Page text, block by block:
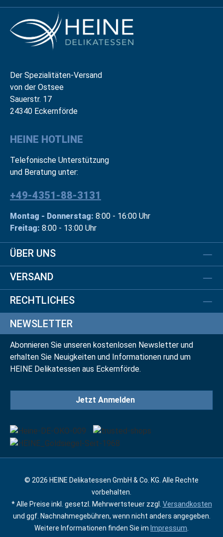
Der Spezialitäten-Versand
von der Ostsee
Sauerstr. 17
24340 Eckernförde
HEINE HOTLINE
Telefonische Unterstützung
und Beratung unter:
+49-4351-88-3131
Montag - Donnerstag: 8:00 - 16:00 Uhr
Freitag: 8:00 - 13:00 Uhr
ÜBER UNS
VERSAND
RECHTLICHES
NEWSLETTER
Abonnieren Sie unseren kostenlosen Newsletter und
erhalten Sie Neuigkeiten und Informationen rund um
HEINE Delikatessen aus Eckernförde.
Jetzt Anmelden
© 2026 HEINE Delikatessen GmbH & Co. KG. Alle Rechte
vorbehalten.
* Alle Preise inkl. gesetzl. Mehrwertsteuer zzgl. Versandkosten
und ggf. Nachnahmegebühren, wenn nicht anders angegeben.
Weitere Informationen finden Sie im Impressum.